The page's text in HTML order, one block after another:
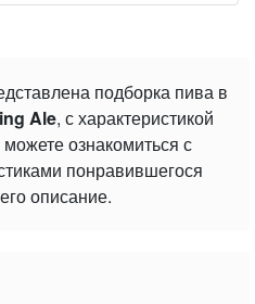
подборка пива в
Ale, с характеристикой
ознакомиться с
понравившегося
описание.